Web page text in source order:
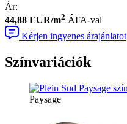
Ár:
44,88 EUR/m2 ÁFA-val
Kérjen ingyenes árajánlatot
Színvariációk
Paysage